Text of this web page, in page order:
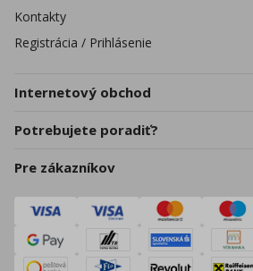
Kontakty
Registrácia / Prihlásenie
Internetový obchod
Potrebujete poradiť?
Pre zákazníkov